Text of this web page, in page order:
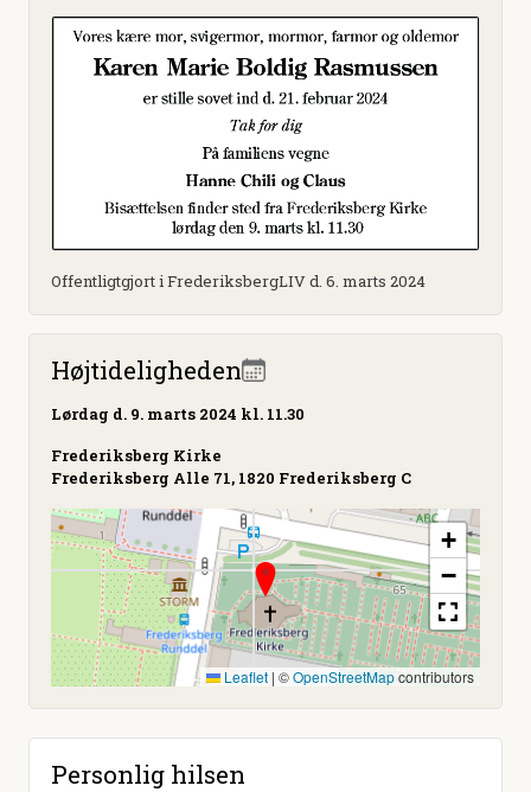
Offentligtgjort i FrederiksbergLIV d. 6. marts 2024
Højtideligheden
Lørdag d. 9. marts 2024 kl. 11.30
Frederiksberg Kirke
Frederiksberg Alle 71, 1820 Frederiksberg C
+
−
Leaflet | ©OpenStreetMapcontributors
Personlig hilsen